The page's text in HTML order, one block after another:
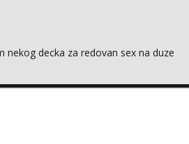
decka za redovan sex na duze